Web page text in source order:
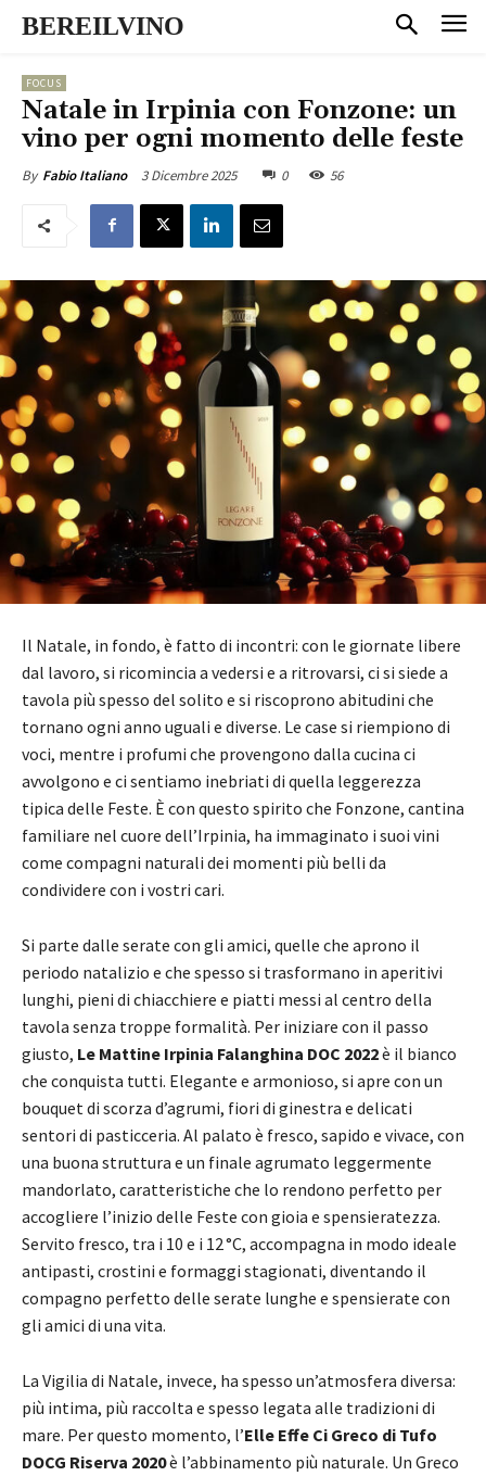
BEREILVINO
FOCUS
Natale in Irpinia con Fonzone: un
vino per ogni momento delle feste
By Fabio Italiano 3 Dicembre 2025 0 56
Il Natale, in fondo, è fatto di incontri: con le giornate libere
dal lavoro, si ricomincia a vedersi e a ritrovarsi, ci si siede a
tavola più spesso del solito e si riscoprono abitudini che
tornano ogni anno uguali e diverse. Le case si riempiono di
voci, mentre i profumi che provengono dalla cucina ci
avvolgono e ci sentiamo inebriati di quella leggerezza
tipica delle Feste. È con questo spirito che Fonzone, cantina
familiare nel cuore dell’Irpinia, ha immaginato i suoi vini
come compagni naturali dei momenti più belli da
condividere con i vostri cari.
Si parte dalle serate con gli amici, quelle che aprono il
periodo natalizio e che spesso si trasformano in aperitivi
lunghi, pieni di chiacchiere e piatti messi al centro della
tavola senza troppe formalità. Per iniziare con il passo
giusto, Le Mattine Irpinia Falanghina DOC 2022è il bianco
che conquista tutti. Elegante e armonioso, si apre con un
bouquet di scorza d’agrumi, fiori di ginestra e delicati
sentori di pasticceria. Al palato è fresco, sapido e vivace, con
una buona struttura e un finale agrumato leggermente
mandorlato, caratteristiche che lo rendono perfetto per
accogliere l’inizio delle Feste con gioia e spensieratezza.
Servito fresco, tra i 10 e i 12 °C, accompagna in modo ideale
antipasti, crostini e formaggi stagionati, diventando il
compagno perfetto delle serate lunghe e spensierate con
gli amici di una vita.
La Vigilia di Natale, invece, ha spesso un’atmosfera diversa:
più intima, più raccolta e spesso legata alle tradizioni di
mare. Per questo momento, l’Elle Effe Ci Greco di Tufo
DOCG Riserva 2020è l’abbinamento più naturale. Un Greco